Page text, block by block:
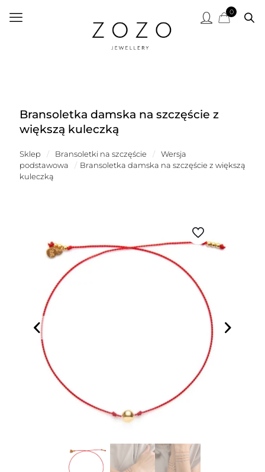
0
Bransoletka damska na szczęście z
większą kuleczką
Sklep / Bransoletki na szczęście /
Wersja
podstawowa
/ Bransoletka damska na szczęście z większą
kuleczką